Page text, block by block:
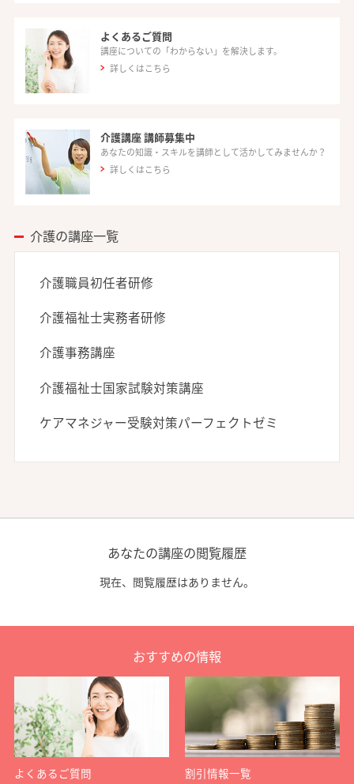
よくあるご質問
講座についての「わからない」を解決します。
詳しくはこちら
介護講座 講師募集中
あなたの知識・スキルを講師として活かしてみませんか？
詳しくはこちら
介護の講座一覧
介護職員初任者研修
介護福祉士実務者研修
介護事務講座
介護福祉士国家試験対策講座
ケアマネジャー受験対策パーフェクトゼミ
あなたの講座の閲覧履歴
現在、閲覧履歴はありません。
おすすめの情報
よくあるご質問 割引情報一覧